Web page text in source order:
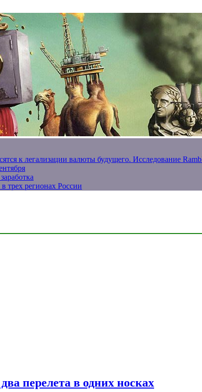
к легализации валюты будущего. Исследование
трех регионах России
перелета в одних носках